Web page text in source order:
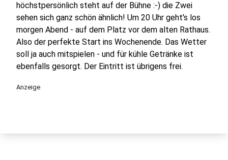
höchstpersönlich steht auf der Bühne :-) die Zwei
sehen sich ganz schön ähnlich! Um 20 Uhr geht's los
morgen Abend - auf dem Platz vor dem alten Rathaus.
Also der perfekte Start ins Wochenende. Das Wetter
soll ja auch mitspielen - und für kühle Getränke ist
ebenfalls gesorgt. Der Eintritt ist übrigens frei.
Anzeige